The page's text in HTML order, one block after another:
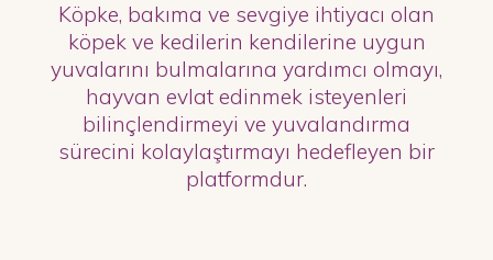
Köpke, bakıma ve sevgiye ihtiyacı olan
köpek ve kedilerin kendilerine uygun
yuvalarını bulmalarına yardımcı olmayı,
hayvan evlat edinmek isteyenleri
bilinçlendirmeyi ve yuvalandırma
sürecini kolaylaştırmayı hedefleyen bir
platformdur.